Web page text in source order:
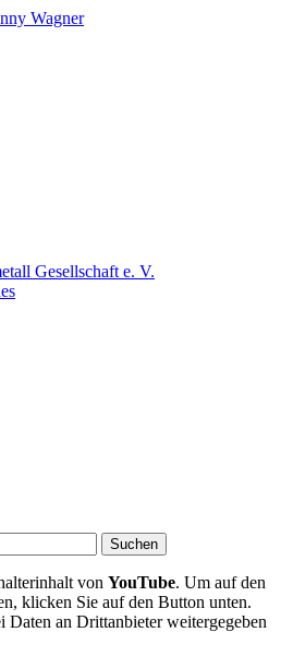
Gesellschaft e. V.
Suchen
von YouTube. Um auf den
klicken Sie auf den Button unten.
Daten an Drittanbieter weitergegeben